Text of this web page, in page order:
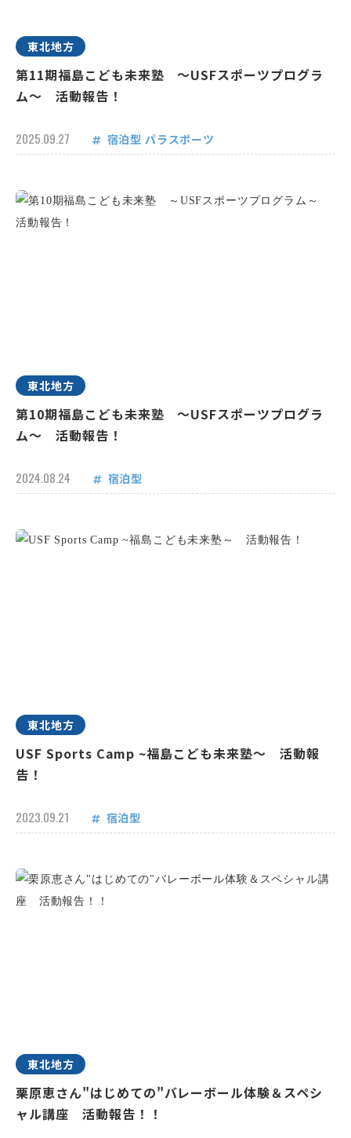
東北地方
第11期福島こども未来塾 ～USFスポーツプログラ
ム～ 活動報告！
2025.09.27 宿泊型 パラスポーツ
東北地方
第10期福島こども未来塾 ～USFスポーツプログラ
ム～ 活動報告！
2024.08.24 宿泊型
東北地方
USF Sports Camp ~福島こども未来塾～ 活動報
告！
2023.09.21 宿泊型
東北地方
栗原恵さん"はじめての"バレーボール体験＆スペシ
ャル講座 活動報告！！